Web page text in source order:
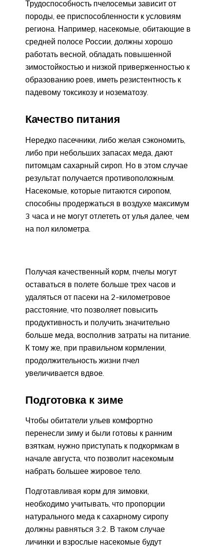
Трудоспособность пчелосемьи зависит от
породы, ее приспособленности к условиям
региона. Например, насекомые, обитающие в
средней полосе России, должны хорошо
работать весной, обладать повышенной
зимостойкостью и низкой приверженностью к
образованию роев, иметь резистентность к
падевому токсикозу и нозематозу.
Качество питания
Нередко пасечники, либо желая сэкономить,
либо при небольших запасах меда, дают
питомцам сахарный сироп. Но в этом случае
результат получается противоположным.
Насекомые, которые питаются сиропом,
способны продержаться в воздухе максимум
3 часа и не могут отлететь от улья далее, чем
на пол километра.
Получая качественный корм, пчелы могут
оставаться в полете больше трех часов и
удаляться от пасеки на 2-километровое
расстояние, что позволяет повысить
продуктивность и получить значительно
больше меда, восполнив затраты на питание.
К тому же, при правильном кормлении,
продолжительность жизни пчел
увеличивается вдвое.
Подготовка к зиме
Чтобы обитатели ульев комфортно
перенесли зиму и были готовы к ранним
взяткам, нужно приступать к подкормкам в
начале августа, что позволит насекомым
набрать большее жировое тело.
Подготавливая корм для зимовки,
необходимо учитывать, что пропорции
натурального меда к сахарному сиропу
должны равняться 3:2. В таком случае
личинки и взрослые насекомые будут